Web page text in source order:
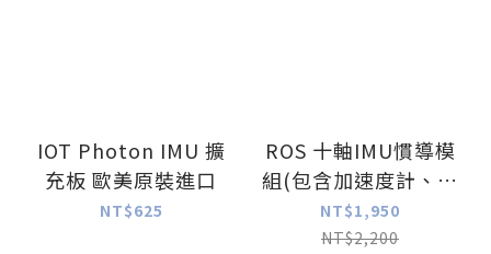
IOT Photon IMU 擴
充板 歐美原裝進口
NT$625
ROS 十軸IMU慣導模
組(包含加速度計、陀
螺儀、磁力計與氣壓
計)
NT$1,950
NT$2,200